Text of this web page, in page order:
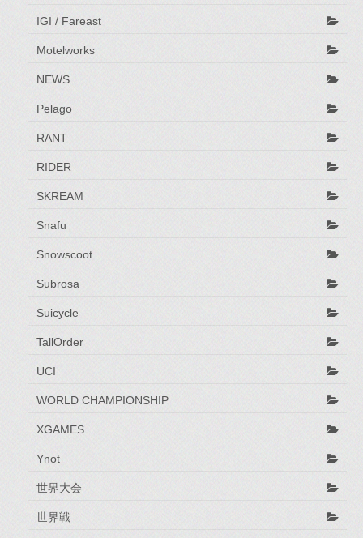
IGI / Fareast
Motelworks
NEWS
Pelago
RANT
RIDER
SKREAM
Snafu
Snowscoot
Subrosa
Suicycle
TallOrder
UCI
WORLD CHAMPIONSHIP
XGAMES
Ynot
世界大会
世界戦